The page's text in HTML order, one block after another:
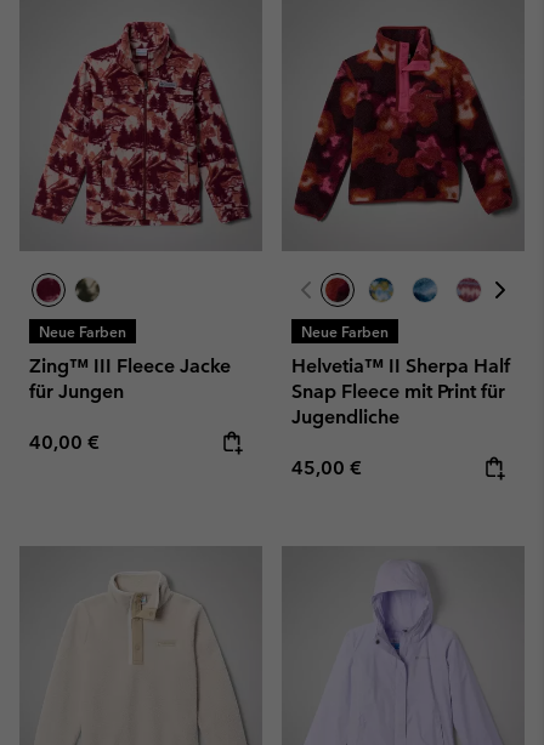
Neue Farben
Zing™ III Fleece Jacke
für Jungen
Regular price:
40,00 €
Neue Farben
Helvetia™ II Sherpa Half
Snap Fleece mit Print für
Jugendliche
Regular price:
45,00 €